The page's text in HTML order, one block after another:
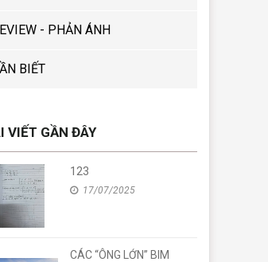
- PHẢN ÁNH
BIẾT
VIẾT GẦN ĐÂY
123
17/07/2025
CÁC “ÔNG LỚN” BIM